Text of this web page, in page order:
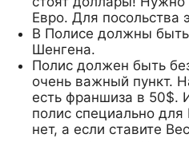
Евро. Для посольства
В Полисе должны
Шенгена.
Полис должен быть
очень важный пункт.
есть франшиза в 50$.
полис специально
нет, а если ставите